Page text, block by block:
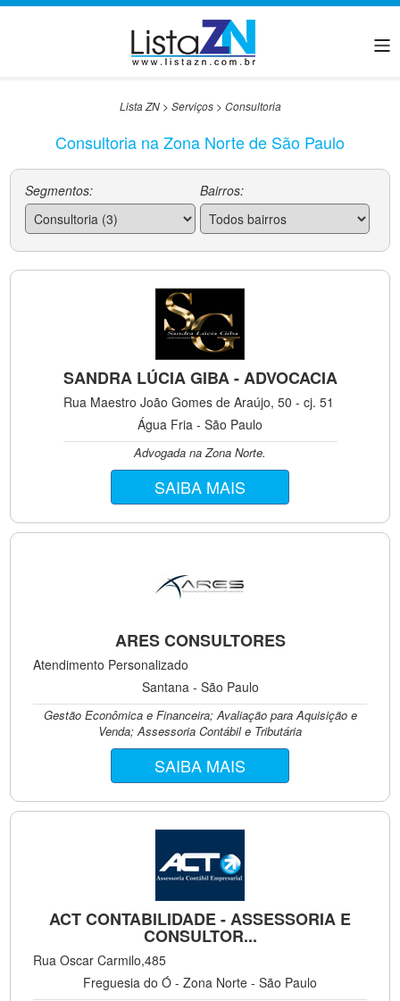
Lista ZN> Serviços> Consultoria
Consultoria na Zona Norte de São Paulo
Segmentos: Bairros:
SANDRA LÚCIA GIBA - ADVOCACIA
Rua Maestro João Gomes de Araújo, 50 - cj. 51
Água Fria - São Paulo
Advogada na Zona Norte.
SAIBA MAIS
ARES CONSULTORES
Atendimento Personalizado
Santana - São Paulo
Gestão Econômica e Financeira; Avaliação para Aquisição e
Venda; Assessoria Contábil e Tributária
SAIBA MAIS
ACT CONTABILIDADE - ASSESSORIA E
CONSULTOR...
Rua Oscar Carmilo,485
Freguesia do Ó - Zona Norte - São Paulo